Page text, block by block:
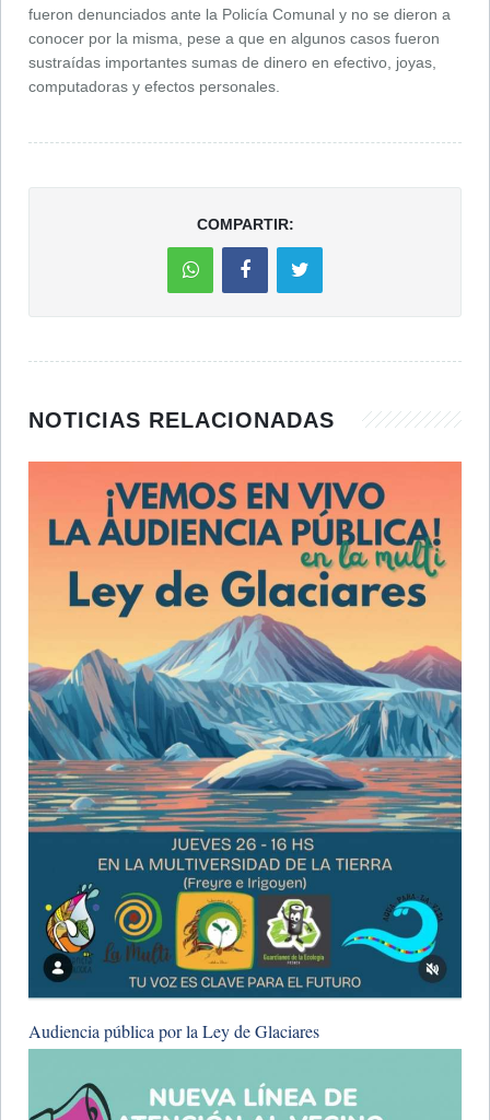
fueron denunciados ante la Policía Comunal y no se dieron a
conocer por la misma, pese a que en algunos casos fueron
sustraídas importantes sumas de dinero en efectivo, joyas,
computadoras y efectos personales.
COMPARTIR:
NOTICIAS RELACIONADAS
Audiencia pública por la Ley de Glaciares